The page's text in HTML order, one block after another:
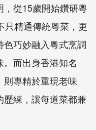
從15歲開始鑽研粵
只精通傳統粵菜，更
巧妙融入粵式烹調
而出身香港知名
則專精於重現老味
練，讓每道菜都兼